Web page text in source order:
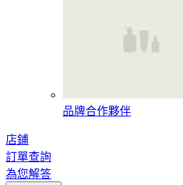
品牌合作夥伴
店鋪
訂單查詢
為您解答